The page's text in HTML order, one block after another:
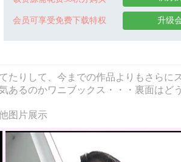
会员可享受免费下载特权 升级
りして、今までの作品よりもさらに
るのかワニブックス・・・裏面はど
图片展示